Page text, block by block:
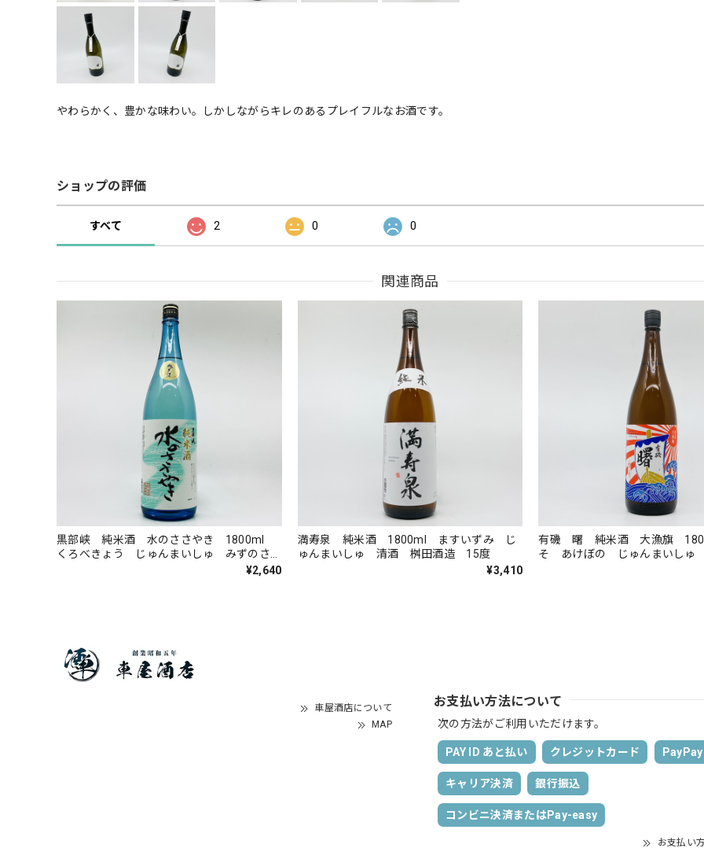
やわらかく、豊かな味わい。しかしながらキレのあるプレイフルなお酒です。
ショップの評価
すべて 2 0 0
関連商品
黒部峡 純米酒 水のささやき 1800ml
くろべきょう じゅんまいしゅ みずのささ
¥2,640
満寿泉 純米酒 1800ml ますいずみ じ
ゅんまいしゅ 清酒 桝田酒造 15度
¥3,410
有磯 曙 純米酒 大漁旗
そ あけぼの じゅんまいしゅ
車屋酒店について
MAP
お支払い方法について
次の方法がご利用いただけます。
PAY ID あと払い クレジットカード PayPay
キャリア決済 銀行振込
コンビニ決済またはPay-easy
お支払い